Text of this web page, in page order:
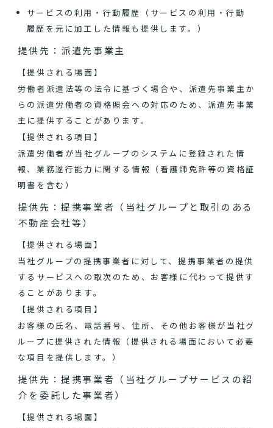
サービスの利用・行動履歴（サービスの利用・行動
履歴を元に加工した情報も提供します。）
提供先：派遣先事業主
【提供される場面】
労働者派遣法等の法令に基づく場合や、派遣先事業主か
らの派遣労働者の資格照会への対応のため、派遣先事業
主に提供することがあります。
【提供される項目】
派遣労働者が当社グループのシステムに登録された情
報、業務遂行能力に関する情報（看護師免許等の資格証
明書を含む）
提供先：提携事業者（当社グループと取引のある
不動産会社等）
【提供される場面】
当社グループの提携事業者に対して、提携事業者の提供
するサービスへの取次のため、お客様に代わって提供す
ることがあります。
【提供される項目】
お客様の氏名、電話番号、住所、その他お客様が当社グ
ループに提供された情報（提供される場面において必要
な項目を提供します。）
提供先：提携事業者（当社グループサービスの紹
介を委託した事業者）
【提供される場面】